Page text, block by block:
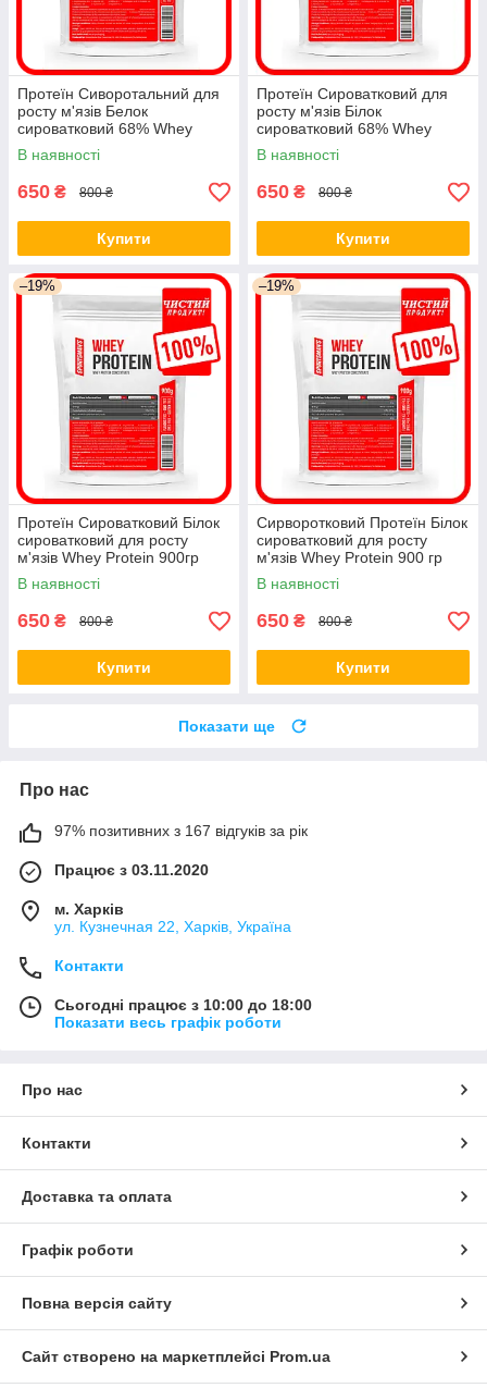
Протеїн Сиворотальний для
росту м'язів Белок
сироватковий 68% Whey
Protein 900гор
В наявності
650 ₴ 800 ₴
Купити
Протеїн Сироватковий для
росту м'язів Білок
сироватковий 68% Whey
Protein 900гр
В наявності
650 ₴ 800 ₴
Купити
–19%
Протеїн Сироватковий Білок
сироватковий для росту
м'язів Whey Protein 900гр
В наявності
650 ₴ 800 ₴
Купити
–19%
Сирворотковий Протеїн Білок
сироватковий для росту
м'язів Whey Protein 900 гр
В наявності
650 ₴ 800 ₴
Купити
Показати ще
Про нас
97% позитивних з 167 відгуків за рік
Працює з 03.11.2020
м. Харків
ул. Кузнечная 22, Харків, Україна
Контакти
Сьогодні працює з 10:00 до 18:00
Показати весь графік роботи
Про нас
Контакти
Доставка та оплата
Графік роботи
Повна версія сайту
Сайт створено на маркетплейсі Prom.ua